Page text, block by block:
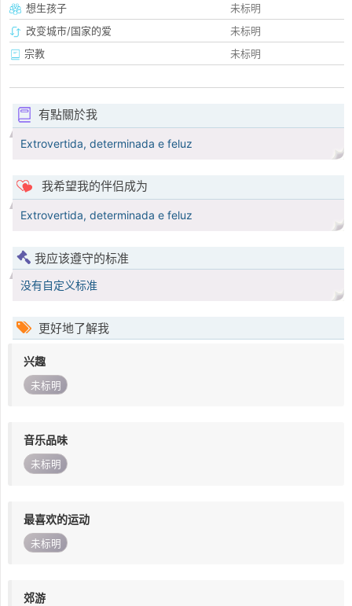
想生孩子
未标明
改变城市/国家的爱
未标明
宗教
未标明
有點關於我
Extrovertida, determinada e feluz
我希望我的伴侣成为
Extrovertida, determinada e feluz
我应该遵守的标准
没有自定义标准
更好地了解我
兴趣
未标明
音乐品味
未标明
最喜欢的运动
未标明
郊游